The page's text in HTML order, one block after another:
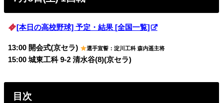
[本日の高校野球] 予定・結果 [全国一覧]
13:00 開会式(京セラ) 選手宣誓：淀川工科 森内遥主将
15:00 城東工科 9-2 清水谷(8)(京セラ)
目次